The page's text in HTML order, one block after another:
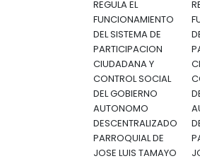
REGULA EL
FUNCIONAMIENTO
DEL SISTEMA DE
PARTICIPACION
CIUDADANA Y
CONTROL SOCIAL
DEL GOBIERNO
AUTONOMO
DESCENTRALIZADO
PARROQUIAL DE
JOSE LUIS TAMAYO